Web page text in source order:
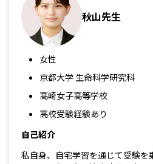
秋山先生
女性
京都大学 生命科学研究科
高崎女子高等学校
高校受験経験あり
自己紹介
私自身、自宅学習を通じて受験を